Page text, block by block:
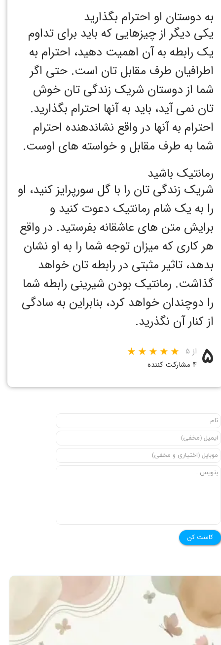
به دوستان او احترام بگذارید
یکی دیگر از چیزهایی که باید برای تداوم
یک رابطه به آن اهمیت دهید، احترام به
اطرافیان طرف مقابل تان است. حتی اگر
شما از دوستان شریک زندگی تان خوش
تان نمی آید، باید به آنها احترام بگذارید.
احترام به آنها در واقع نشاندهنده احترام
شما به طرف مقابل و خواسته های اوست.
رمانتیک باشید
شریک زندگی تان را با گل سورپرایز کنید، او
را به یک شام رمانتیک دعوت کنید و
برایش متن های عاشقانه بفرستید. در واقع
هر کاری که میزان توجه شما را به او نشان
بدهد، تاثیر مثبتی در رابطه تان خواهد
گذاشت. رمانتیک بودن شیرینی رابطه شما
را دوچندان خواهد کرد، بنابراین به سادگی
از کنار آن نگذرید.
۵ از ۵
۴ مشارکت کننده
کامنت کن